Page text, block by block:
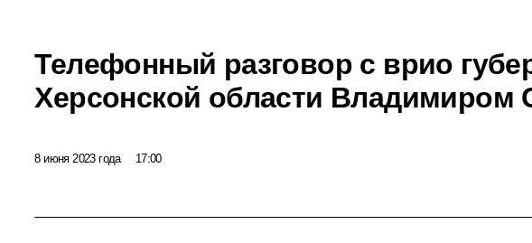
Телефонный разговор с врио
Херсонской области Владимиром
8 июня 2023 года 17:00